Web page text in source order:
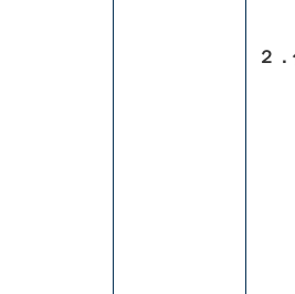
（
２
（
（
（
（
（
（
（